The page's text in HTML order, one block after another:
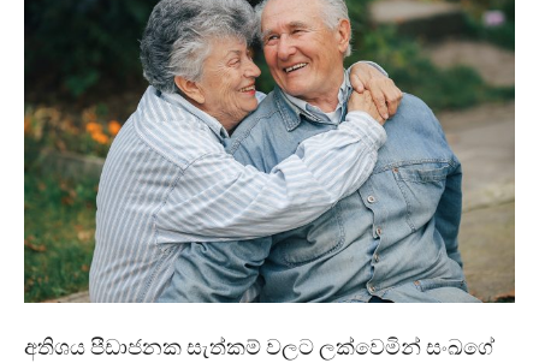
අතිශය පීඩාජනක සැත්කම් වලට ලක්වෙමින් සංඛගේ